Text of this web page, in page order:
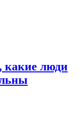
какие люди